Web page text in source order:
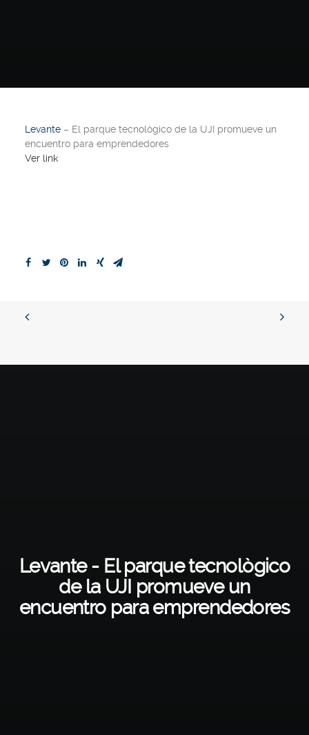
Levante – El parque tecnològico de la UJI promueve un
encuentro para emprendedores
Ver link
Levante - El parque tecnològico
de la UJI promueve un
encuentro para emprendedores